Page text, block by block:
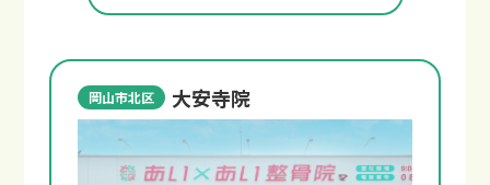
岡山市北区 大安寺院